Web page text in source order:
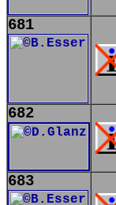
681
682
683